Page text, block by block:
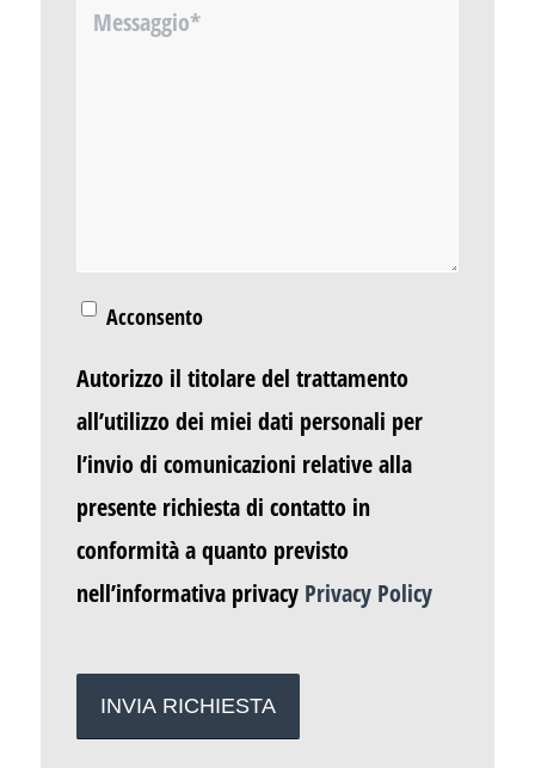
Acconsento
Autorizzo il titolare del trattamento
all’utilizzo dei miei dati personali per
l’invio di comunicazioni relative alla
presente richiesta di contatto in
conformità a quanto previsto
nell’informativa privacy Privacy Policy